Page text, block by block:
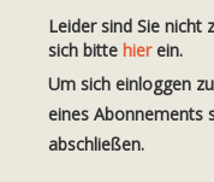
Leider sind Sie nicht
sich bitte hierein.
Um sich einloggen
eines Abonnements
abschließen.